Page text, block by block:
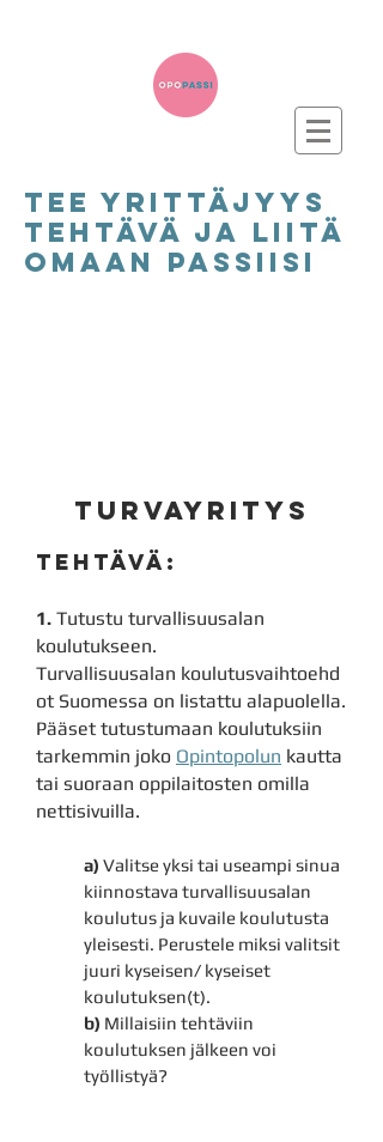
TEe yrittäjyys
tehtävä ja liitä
omaan passiisi
turvayritys
TEHTÄVÄ:
1. Tutustu turvallisuusalan
koulutukseen.
Turvallisuusalan koulutusvaihtoehd
ot Suomessa on listattu alapuolella.
Pääset tutustumaan koulutuksiin
tarkemmin joko Opintopolun kautta
tai suoraan oppilaitosten omilla
nettisivuilla.
a) Valitse yksi tai useampi sinua
kiinnostava turvallisuusalan
koulutus ja kuvaile koulutusta
yleisesti. Perustele miksi valitsit
juuri kyseisen/ kyseiset
koulutuksen(t).
b) Millaisiin tehtäviin
koulutuksen jälkeen voi
työllistyä?